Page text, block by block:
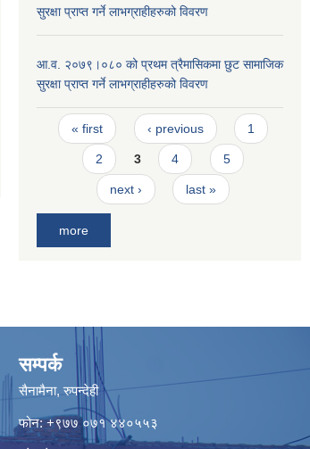
सुरक्षा प्राप्त गर्ने लाभग्राहीहरुको विवरण
आ.व. २०७९।०८० को प्रथम त्रैमासिकमा छुट सामाजिक
सुरक्षा प्राप्त गर्ने लाभग्राहीहरुको विवरण
Pages
« first ‹ previous 1
2 3 4 5
next › last »
more
सम्पर्क
सैनामैना, रुपन्देही
फोन:+९७७ ०७१ ४४०५५३